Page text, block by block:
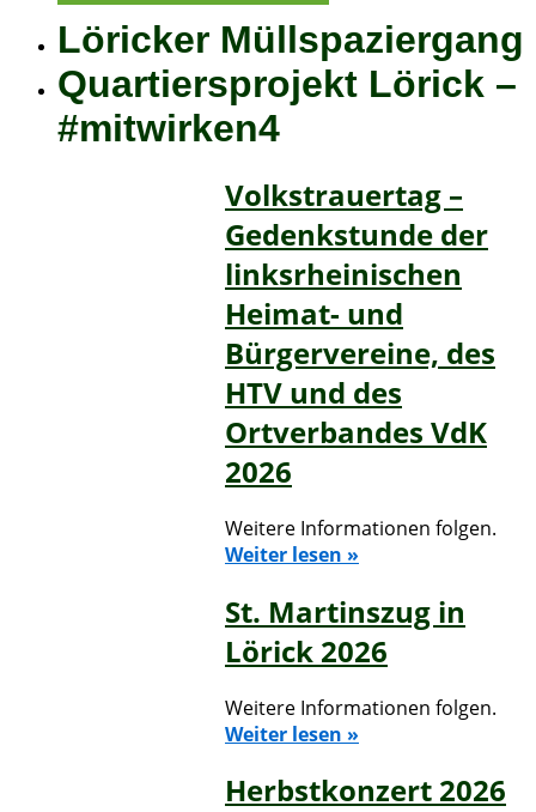
Löricker Müllspaziergang
Quartiersprojekt Lörick –
#mitwirken4
Volkstrauertag –
Gedenkstunde der
linksrheinischen
Heimat- und
Bürgervereine, des
HTV und des
Ortverbandes VdK
2026
Weitere Informationen folgen.
Weiter lesen »
St. Martinszug in
Lörick 2026
Weitere Informationen folgen.
Weiter lesen »
Herbstkonzert 2026